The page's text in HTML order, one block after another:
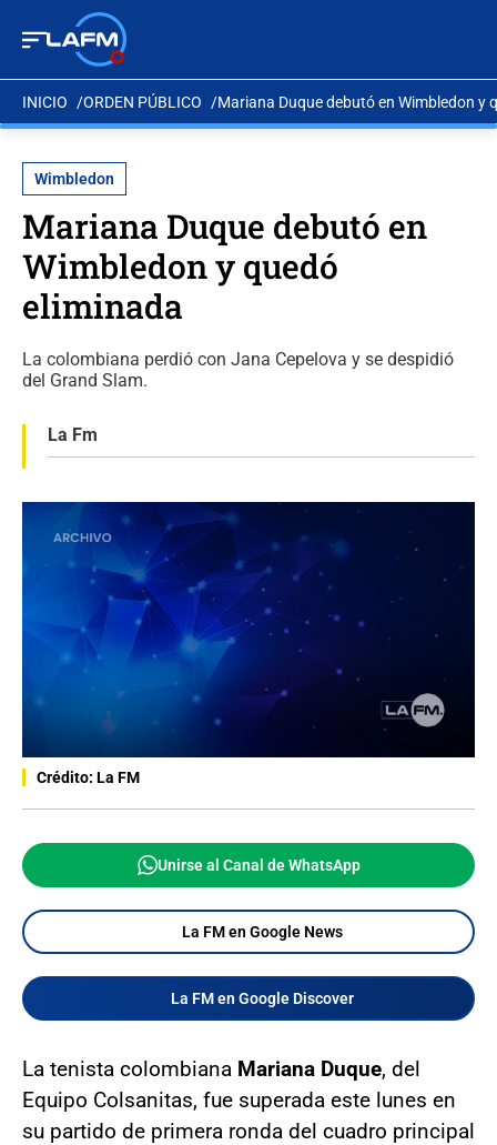
INICIO ORDEN PÚBLICO Mariana Duque debutó en Wimbledon y
Wimbledon
Mariana Duque debutó en
Wimbledon y quedó
eliminada
La colombiana perdió con Jana Cepelova y se despidió
del Grand Slam.
La Fm
Crédito: La FM
Unirse al Canal de WhatsApp
La FM en Google News
La FM en Google Discover
La tenista colombiana Mariana Duque, del
Equipo Colsanitas, fue superada este lunes en
su partido de primera ronda del cuadro principal